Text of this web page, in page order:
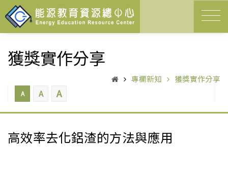
獲獎實作分享
專欄新知 獲獎實作分享
A A A
高效率去化鋁渣的方法與應用